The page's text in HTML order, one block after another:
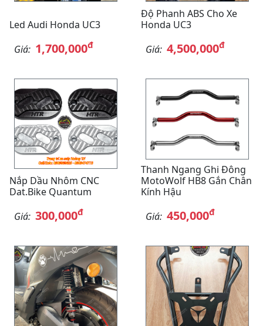
Led Audi Honda UC3
Giá: 1,700,000đ
Độ Phanh ABS Cho Xe
Honda UC3
Giá: 4,500,000đ
Nắp Dầu Nhôm CNC
Dat.bike Quantum
Giá: 300,000đ
Thanh Ngang Ghi Đông
MotoWolf HB8 Gắn Chân
Kính Hậu
Giá: 450,000đ